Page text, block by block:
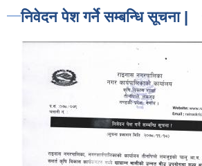
निवेदन पेश गर्ने सम्बन्धि सूचना |